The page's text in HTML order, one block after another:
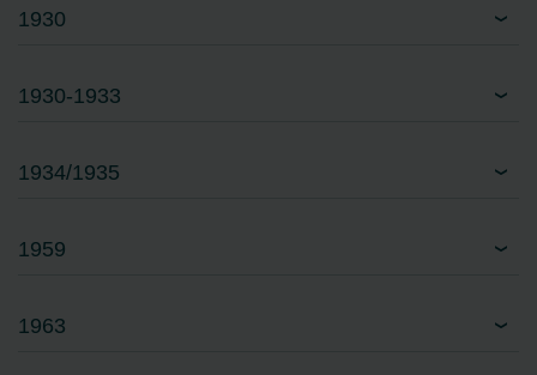
1930
1930-1933
1934/1935
1959
1963